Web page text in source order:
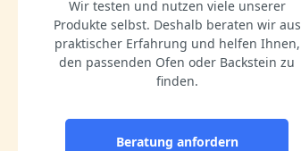
Wir testen und nutzen viele unserer
Produkte selbst. Deshalb beraten wir aus
praktischer Erfahrung und helfen Ihnen,
den passenden Ofen oder Backstein zu
finden.
Beratung anfordern